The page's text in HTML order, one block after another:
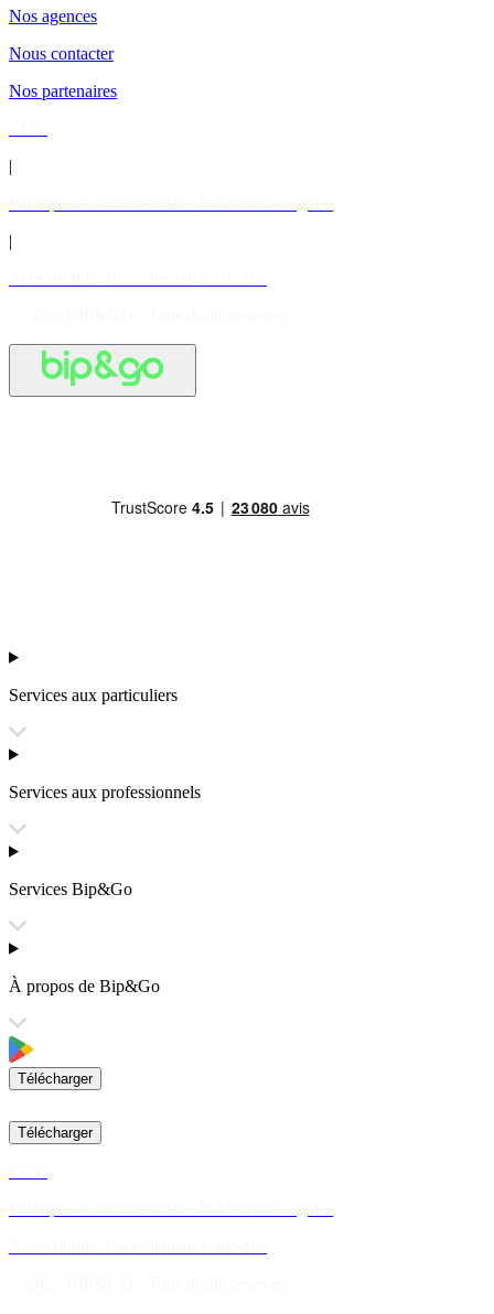
Nos agences
Nous contacter
Nos partenaires
|
|
Services aux particuliers
Services aux professionnels
Services Bip&Go
À propos de Bip&Go
Télécharger
Télécharger